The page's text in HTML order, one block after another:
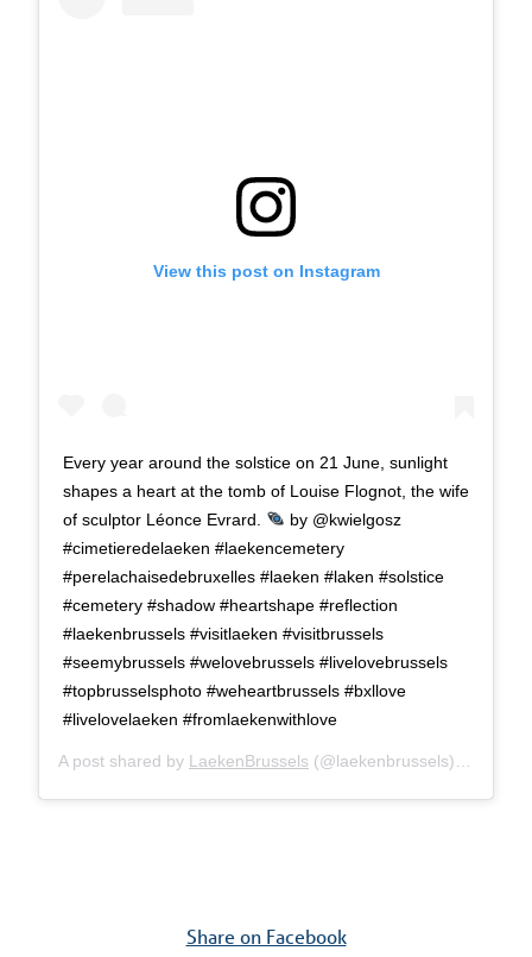
View this post on Instagram
Every year around the solstice on 21 June, sunlight
shapes a heart at the tomb of Louise Flognot, the wife
of sculptor Léonce Evrard.
by @kwielgosz
#cimetieredelaeken #laekencemetery
#perelachaisedebruxelles #laeken #laken #solstice
#cemetery #shadow #heartshape #reflection
#laekenbrussels #visitlaeken #visitbrussels
#seemybrussels #welovebrussels #livelovebrussels
#topbrusselsphoto #weheartbrussels #bxllove
#livelovelaeken #fromlaekenwithlove
A post shared by LaekenBrussels (@laekenbrussels) on
Share on Facebook